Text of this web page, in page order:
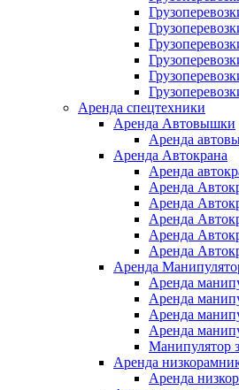
Аренда спецтехники
Аренда Автовышки
Аренда
Аренда Автокрана
Аренда
Аренда
Аренда
Аренда
Аренда
Аренда
Аренда
Аренда
Аренда
Аренда
Аренда
Манипулятор
Аренда
Аренда